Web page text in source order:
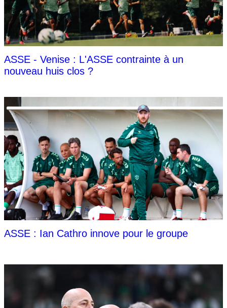
ASSE - Venise : L'ASSE contrainte à un
nouveau huis clos ?
ASSE : Ian Cathro innove pour le groupe